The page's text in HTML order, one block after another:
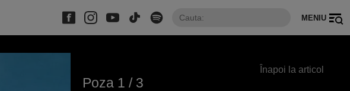
MENIU
Înapoi la articol
Poza 1 / 3